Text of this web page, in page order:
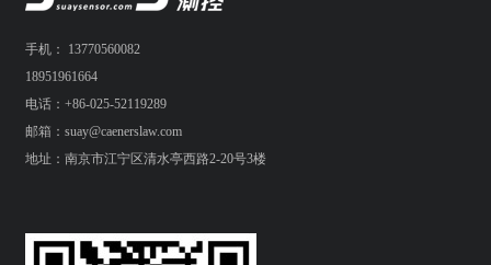
手机： 13770560082
18951961664
电话：+86-025-52119289
邮箱：suay@caenerslaw.com
地址：南京市江宁区清水亭西路2-20号3楼